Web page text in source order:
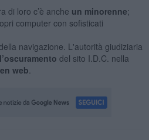
di loro c’è anche un minorenne;
computer con sofisticati
navigazione. L'autorità giudiziaria
l’oscuramento del sito I.D.C. nella
web